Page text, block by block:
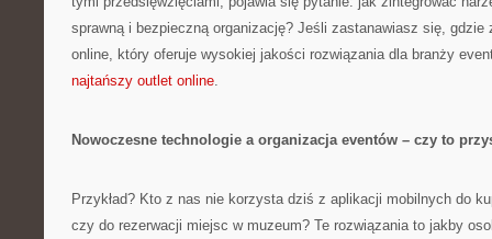
sprawną i bezpieczną organizację? Jeśli zastanawiasz się, gdzie
online, który oferuje wysokiej jakości rozwiązania dla branży
najtańszy outlet online.
Nowoczesne technologie a organizacja eventów – czy to
Przykład? Kto z nas nie korzysta dziś z aplikacji mobilnych do
czy do rezerwacji miejsc w muzeum? Te rozwiązania to jakby